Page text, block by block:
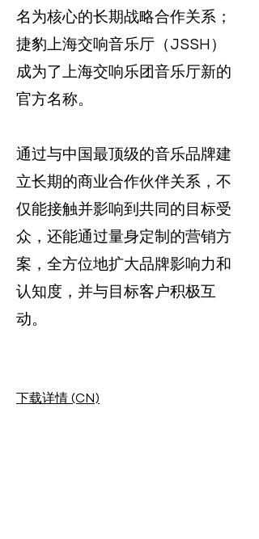
名为核心的长期战略合作关系；
捷豹上海交响音乐厅（JSSH）
成为了上海交响乐团音乐厅新的
官方名称。
通过与中国最顶级的音乐品牌建
立长期的商业合作伙伴关系，不
仅能接触并影响到共同的目标受
众，还能通过量身定制的营销方
案，全方位地扩大品牌影响力和
认知度，并与目标客户积极互
动。
下载详情 (CN)